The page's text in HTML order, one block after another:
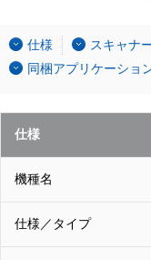
仕様
スキャナ
同梱アプリケーショ
仕様
機種名
仕様／タイプ